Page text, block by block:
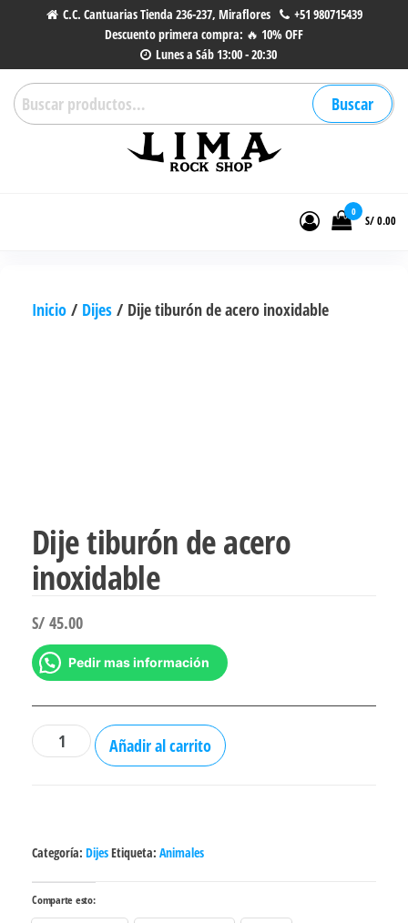
C.C. Cantuarias Tienda 236-237, Miraflores
+51 980715439
Descuento primera compra: 🔥 10% OFF
Lunes a Sáb 13:00 - 20:30
Buscar
por:
Buscar
Joyas de Acero | Tienda de
Música de Vinilos, CDs y más.
0
S/ 0.00
Inicio / Dijes / Dije tiburón de acero inoxidable
Dije tiburón de acero
inoxidable
S/ 45.00
Pedir mas información
Dije
tiburón
cantidad
Añadir al carrito
Categoría: DijesEtiqueta: Animales
Comparte esto: